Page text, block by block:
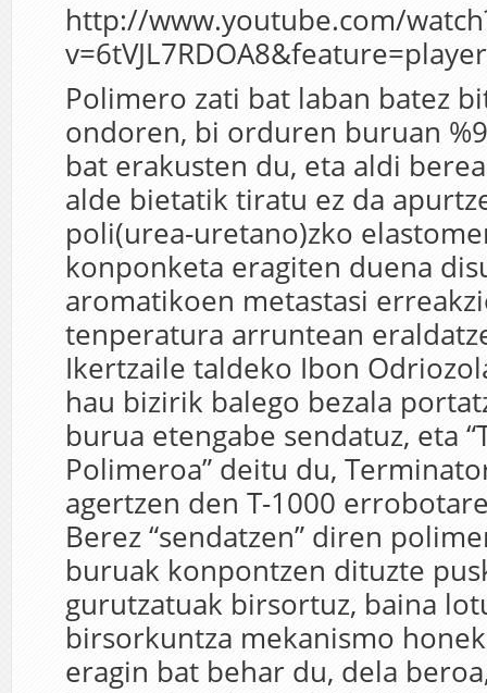
http://www.youtube.com/
Polimero zati bat laban batez
ondoren, bi orduren buruan
bat erakusten du, eta aldi
alde bietatik tiratu ez da
poli(urea-uretano)zko
konponketa eragiten duena
aromatikoen metastasi
tenperatura arruntean
Ikertzaile taldeko Ibon
hau bizirik balego bezala
burua etengabe sendatuz, eta
Polimeroa” deitu du,
agertzen den T-1000
Berez “sendatzen” diren
buruak konpontzen dituzte
gurutzatuak birsortuz, baina
birsorkuntza mekanismo
eragin bat behar du, dela